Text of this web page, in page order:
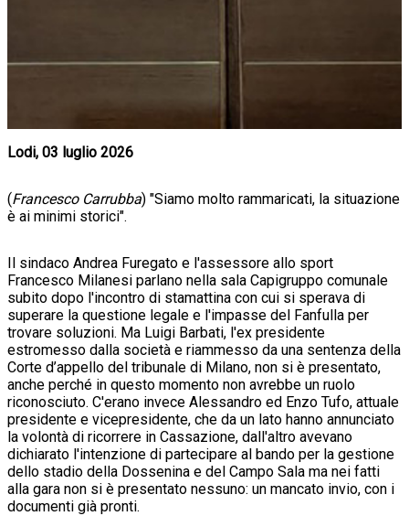
Lodi, 03 luglio 2026
(Francesco Carrubba) "Siamo molto rammaricati, la situazione
è ai minimi storici".
Il sindaco Andrea Furegato e l'assessore allo sport
Francesco Milanesi parlano nella sala Capigruppo comunale
subito dopo l'incontro di stamattina con cui si sperava di
superare la questione legale e l'impasse del Fanfulla per
trovare soluzioni. Ma Luigi Barbati, l'ex presidente
estromesso dalla società e riammesso da una sentenza della
Corte d’appello del tribunale di Milano, non si è presentato,
anche perché in questo momento non avrebbe un ruolo
riconosciuto. C'erano invece Alessandro ed Enzo Tufo, attuale
presidente e vicepresidente, che da un lato hanno annunciato
la volontà di ricorrere in Cassazione, dall'altro avevano
dichiarato l'intenzione di partecipare al bando per la gestione
dello stadio della Dossenina e del Campo Sala ma nei fatti
alla gara non si è presentato nessuno: un mancato invio, con i
documenti già pronti.